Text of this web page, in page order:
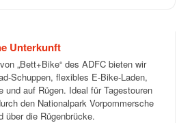
Unterkunft
„Bett+Bike“ des ADFC bieten wir
Schuppen, flexibles E-Bike-Laden,
und auf Rügen. Ideal für Tagestouren
den Nationalpark Vorpommersche
über die Rügenbrücke.